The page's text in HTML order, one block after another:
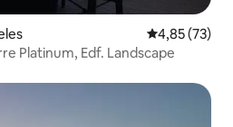
Priemerné
4,85 (73)
Platinum, Edf. Landscape